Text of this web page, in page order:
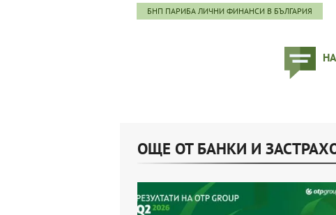
БНП ПАРИБА ЛИЧНИ ФИНАНСИ В БЪЛГАРИЯ
ОЩЕ ОТ БАНКИ И